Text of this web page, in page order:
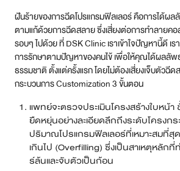
ฝันร้ายของการฉีดโปรแกรมฟิลเลอร์ คือการได้ผ
ตามแก้ด้วยการฉีดสลาย ซึ่งเสี่ยงต่อการทำลายค
รอบๆ ไปด้วย ที่ DSK Clinic เราเข้าใจปัญหานี้ดี เร
การรักษาตามปัญหาของคนไข้ เพื่อให้คุณได้ผลลัพ
ธรรมชาติ ตั้งแต่ครั้งแรก โดยไม่ต้องเสี่ยงเจ็บตัวฉี
กระบวนการ Customization 3 ขั้นตอน
แพทย์จะตรวจประเมินโครงสร้างใบหน้า
ยืดหยุ่นอย่างละเอียดลึกถึงระดับโครงก
ปริมาณโปรแกรมฟิลเลอร์ที่เหมาะสมที่สุ
เกินไป (Overfilling) ซึ่งเป็นสาเหตุหลักที่
ร์ล้นและจับตัวเป็นก้อน